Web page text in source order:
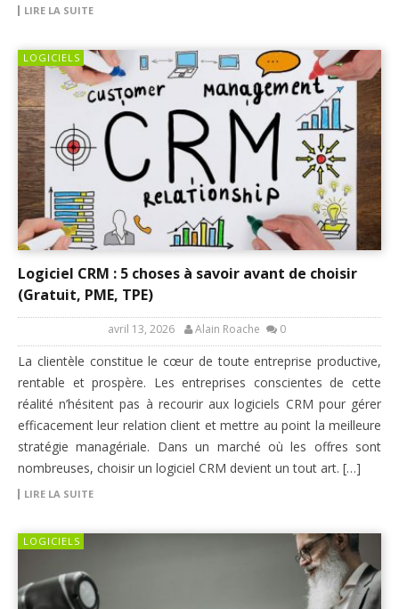
LIRE LA SUITE
LOGICIELS
Logiciel CRM : 5 choses à savoir avant de choisir
(Gratuit, PME, TPE)
avril 13, 2026 Alain Roache 0
La clientèle constitue le cœur de toute entreprise productive,
rentable et prospère. Les entreprises conscientes de cette
réalité n’hésitent pas à recourir aux logiciels CRM pour gérer
efficacement leur relation client et mettre au point la meilleure
stratégie managériale. Dans un marché où les offres sont
nombreuses, choisir un logiciel CRM devient un tout art. […]
LIRE LA SUITE
LOGICIELS